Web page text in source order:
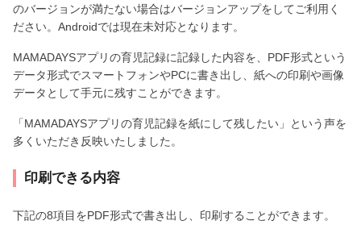
のバージョンが満たない場合はバージョンアップをしてご利用く
ださい。Androidでは現在未対応となります。
MAMADAYSアプリの育児記録に記録した内容を、PDF形式という
データ形式でスマートフォンやPCに書き出し、紙への印刷や画像
データとして手元に残すことができます。
「MAMADAYSアプリの育児記録を紙にして残したい」という声を
多くいただき反映いたしました。
印刷できる内容
下記の8項目をPDF形式で書き出し、印刷することができます。